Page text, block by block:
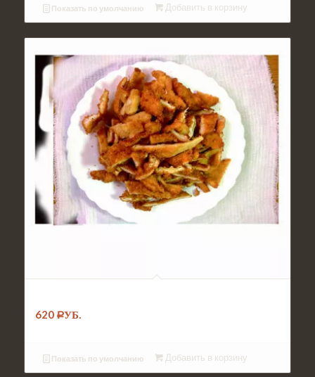
Добавить в корзину
Показать по умолчанию
620 РУБ.
Добавить в корзину
Показать по умолчанию